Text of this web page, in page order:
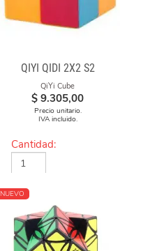
QIYI QIDI 2X2 S2
QiYi Cube
$ 9.305,00
Precio unitario.
IVA incluido.
Cantidad:
NUEVO